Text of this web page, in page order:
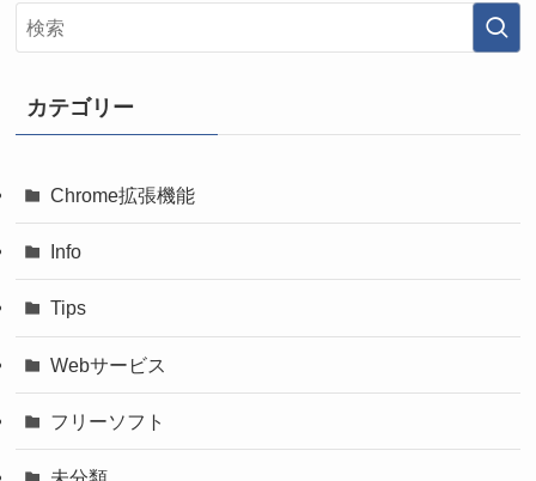
カテゴリー
Chrome拡張機能
Info
Tips
Webサービス
フリーソフト